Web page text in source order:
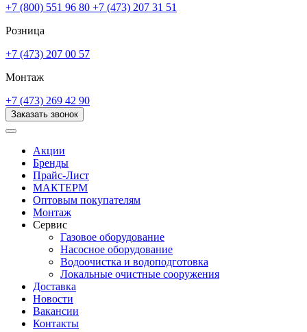
+7 (800) 551 96 80 +7 (473) 207 31 51
Розница
+7 (473) 207 00 57
Монтаж
+7 (473) 269 42 90
Заказать звонок
Акции
Бренды
Прайс-Лист
МАКТЕРМ
Оптовым покупателям
Монтаж
Сервис
Газовое оборудование
Насосное оборудование
Водоочистка и водоподготовка
Локальные очистные сооружения
Доставка
Новости
Вакансии
Контакты